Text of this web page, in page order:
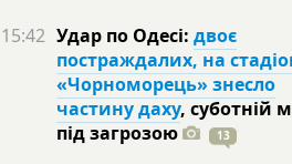
15:42 Удар по Одесі: двоє
постраждалих, на
«Чорноморець» знесло
частину даху, суботній
підзагрозою 13